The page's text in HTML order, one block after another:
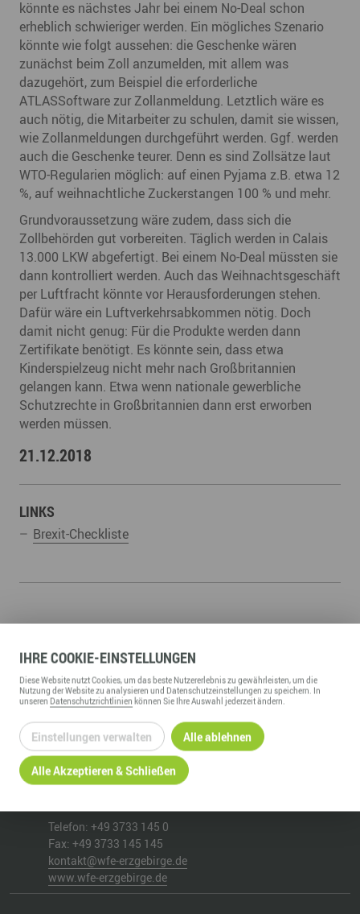
könnte es nächstes Jahr bei einem No-Deal schon
erheblich schwieriger werden. Ein mögliches Szenario
könnte wie folgt aussehen: die Geschenke wären
zunächst beim Zoll anzumelden, mit allem was
dazugehört, zum Beispiel die erforderliche
ATLASSoftware zur Zollanmeldung. Letztlich wäre es
auch nötig, die Mitarbeiter zu schulen, damit sie wissen,
wie Zollanmeldungen durchgeführt werden. Ggf. werden
auch die Geschenke teurer. Denn es sind Zollsätze laut
WTO-Regularien möglich: auf einen Pyjama z.B. etwa 12
%, auf weihnachtliche Zuckerstangen 100 % und mehr.
Grundvoraussetzung wäre zudem, dass sich die
Zollbehörden gut vorbereiten. Täglich werden in Calais
13.000 LKW abgefertigt. Bei einem No-Deal müssten sie
dann kontrolliert werden. Auch das Weihnachtsgeschäft
per Luftfracht könnte vor Herausforderungen stehen.
Dafür wäre ein Luftverkehrsabkommen nötig. Doch
damit nicht genug: Für die Produkte werden dann
Zertifikate benötigt. Es könnte sein, dass etwa
Kinderspielzeug nicht mehr nach Großbritannien
gelangen kann. Etwa wenn nationale gewerbliche
Schutzrechte in Großbritannien dann erst erworben
werden müssen.
21.12.2018
LINKS
Brexit-Checkliste
WIRTSCHAFTSFÖRDERUNG ERZGEBIRGE GMBH
Adam-Ries-Straße 16
Telefon: +49 3733 145 0
Fax: +49 3733 145 145
kontakt@wfe-erzgebirge.de
www.wfe-erzgebirge.de
IHRECOOKIE-EINSTELLUNGEN
DieseWebsitenutzt Cookies, um das beste Nutzererlebnis zu gewährleisten, um die
Nutzung derWebsitezu analysieren und Datenschutzeinstellungen zu speichern. In
unseren Datenschutzrichtlinien können Sie Ihre Auswahl jederzeit ändern.
Einstellungen verwalten Alle ablehnen
Alle Akzeptieren & Schließen